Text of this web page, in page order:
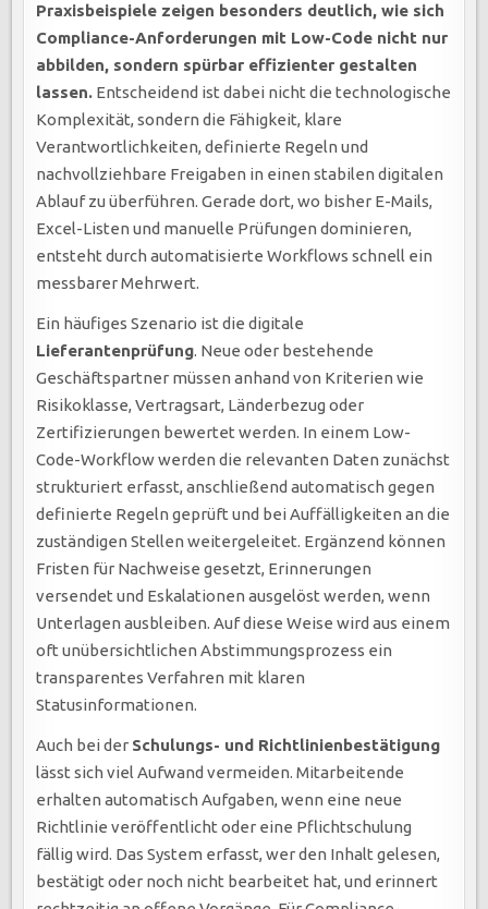
Praxisbeispiele zeigen besonders deutlich, wie sich
Compliance-Anforderungen mit Low-Code nicht nur
abbilden, sondern spürbar effizienter gestalten
lassen. Entscheidend ist dabei nicht die technologische
Komplexität, sondern die Fähigkeit, klare
Verantwortlichkeiten, definierte Regeln und
nachvollziehbare Freigaben in einen stabilen digitalen
Ablauf zu überführen. Gerade dort, wo bisher E-Mails,
Excel-Listen und manuelle Prüfungen dominieren,
entsteht durch automatisierte Workflows schnell ein
messbarer Mehrwert.
Ein häufiges Szenario ist die digitale
Lieferantenprüfung. Neue oder bestehende
Geschäftspartner müssen anhand von Kriterien wie
Risikoklasse, Vertragsart, Länderbezug oder
Zertifizierungen bewertet werden. In einem Low-
Code-Workflow werden die relevanten Daten zunächst
strukturiert erfasst, anschließend automatisch gegen
definierte Regeln geprüft und bei Auffälligkeiten an die
zuständigen Stellen weitergeleitet. Ergänzend können
Fristen für Nachweise gesetzt, Erinnerungen
versendet und Eskalationen ausgelöst werden, wenn
Unterlagen ausbleiben. Auf diese Weise wird aus einem
oft unübersichtlichen Abstimmungsprozess ein
transparentes Verfahren mit klaren
Statusinformationen.
Auch bei der Schulungs- und Richtlinienbestätigung
lässt sich viel Aufwand vermeiden. Mitarbeitende
erhalten automatisch Aufgaben, wenn eine neue
Richtlinie veröffentlicht oder eine Pflichtschulung
fällig wird. Das System erfasst, wer den Inhalt gelesen,
bestätigt oder noch nicht bearbeitet hat, und erinnert